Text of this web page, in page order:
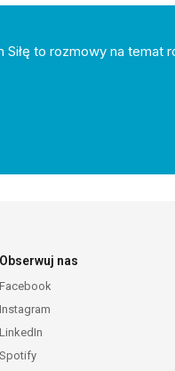
Siłę to rozmowy na
Obserwuj nas
Facebook
Instagram
LinkedIn
Spotify